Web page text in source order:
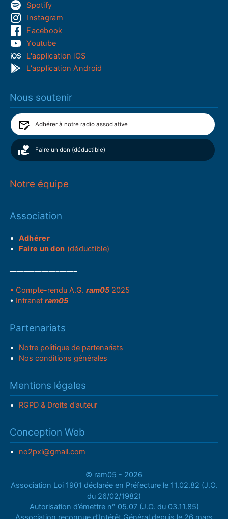
Spotify
Instagram
Facebook
Youtube
L'application iOS
L'application Android
Nous soutenir
Adhérer à notre radio associative
Faire un don (déductible)
Notre équipe
Association
Adhérer
Faire un don (déductible)
• Compte-rendu A.G.ram05 2025
• Intranetram05
Partenariats
Notre politique de partenariats
Nos conditions générales
Mentions légales
RGPD & Droits d'auteur
Conception Web
no2pxl@gmail.com
© ram05 - 2026
Association Loi 1901 déclarée en Préfecture le 11.02.82 (J.O.
du 26/02/1982)
Autorisation d’émettre n° 05.07 (J.O. du 03.11.85)